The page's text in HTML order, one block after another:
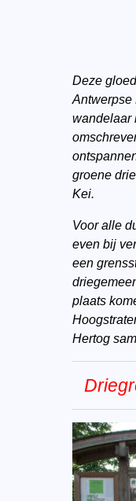
Deze
Antwerpse
wandelaar
groene
Kei.
Voor alle
even bij
een
plaats
Hertog